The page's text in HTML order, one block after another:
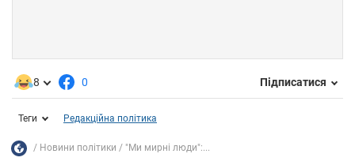
8 0 Підписатися
Теги Редакційна політика
Новини політики "Ми мирні люди":...